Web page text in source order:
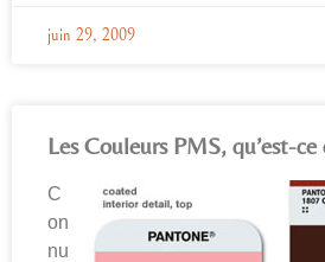
juin 29, 2009
Les Couleurs PMS, qu’est-ce
C
on
nu